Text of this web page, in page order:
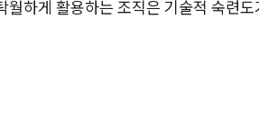
하게 활용하는 조직은 기술적 숙련